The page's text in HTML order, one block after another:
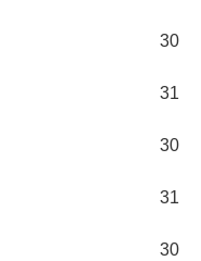
30
31
30
31
30